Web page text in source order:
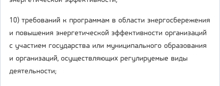
10) требований к программам в области энергосбережения
и повышения энергетической эффективности организаций
с участием государства или муниципального образования
и организаций, осуществляющих регулируемые виды
деятельности;